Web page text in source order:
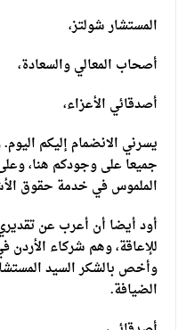
المستشار شولتز،
أصحاب المعالي والسعادة،
أصدقائي الأعزاء،
يسرني الانضمام إليكم
جميعا على وجودكم هنا،
الملموس في خدمة حقوق
أود أيضا أن أعرب عن تقديري
للإعاقة، وهم شركاء الأردن
وأخص بالشكر السيد
الضيافة.